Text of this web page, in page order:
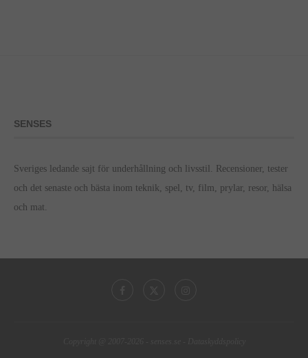
SENSES
Sveriges ledande sajt för underhållning och livsstil. Recensioner, tester
och det senaste och bästa inom teknik, spel, tv, film, prylar, resor, hälsa
och mat.